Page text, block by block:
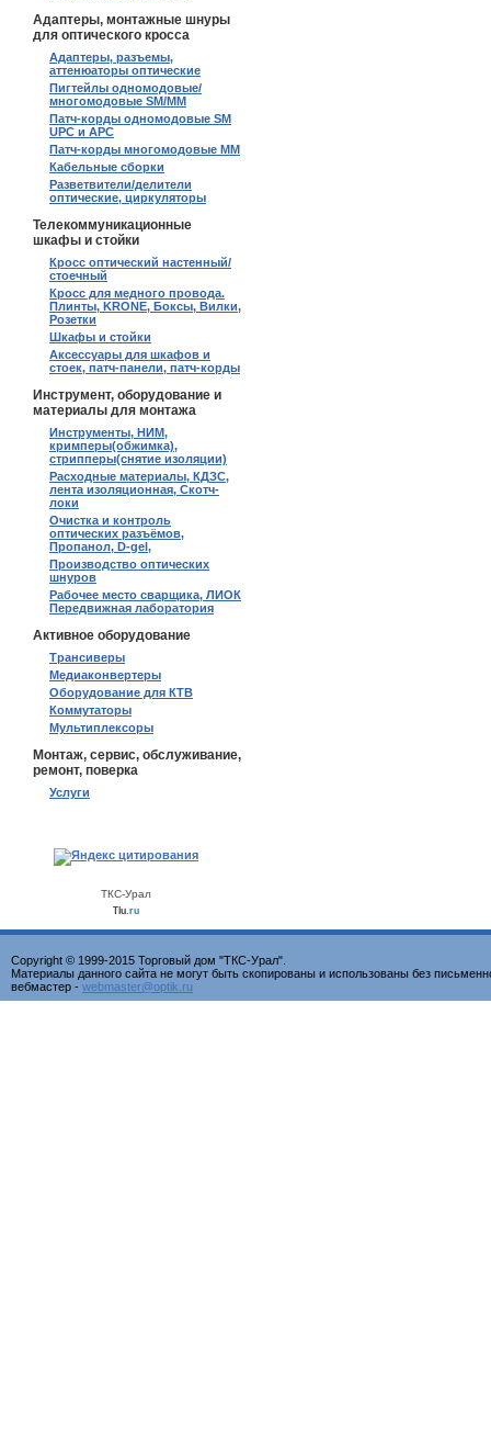
Адаптеры, монтажные шнуры
для оптического кросса
Адаптеры, разъемы,
аттенюаторы оптические
Пигтейлы одномодовые/
многомодовые SM/MM
Патч-корды одномодовые SM
UPC и APC
Патч-корды многомодовые MM
Кабельные сборки
Разветвители/делители
оптические, циркуляторы
Телекоммуникационные
шкафы и стойки
Кросс оптический настенный/
стоечный
Кросс для медного провода.
Плинты, KRONE, Боксы, Вилки,
Розетки
Шкафы и стойки
Аксессуары для шкафов и
стоек, патч-панели, патч-корды
Инструмент, оборудование и
материалы для монтажа
Инструменты, НИМ,
кримперы(обжимка),
стрипперы(снятие изоляции)
Расходные материалы, КДЗС,
лента изоляционная, Скотч-
локи
Очистка и контроль
оптических разъёмов,
Пропанол, D-gel,
Производство оптических
шнуров
Рабочее место сварщика, ЛИОК
Передвижная лаборатория
Активное оборудование
Трансиверы
Медиаконвертеры
Оборудование для КТВ
Коммутаторы
Мультиплексоры
Монтаж, сервис, обслуживание,
ремонт, поверка
Услуги
ТКС-Урал
Tiu.ru
Copyright © 1999-2015 Торговый дом "ТКС-Урал".
Материалы данного сайта не могут быть скопированы и использованы без
вебмастер - webmaster@optik.ru